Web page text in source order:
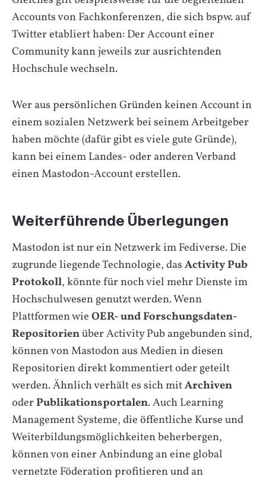
Accounts von Fachkonferenzen, die sich bspw. auf
Twitter etabliert haben: Der Account einer
Community kann jeweils zur ausrichtenden
Hochschule wechseln.
Wer aus persönlichen Gründen keinen Account in
einem sozialen Netzwerk bei seinem Arbeitgeber
haben möchte (dafür gibt es viele gute Gründe),
kann bei einem Landes- oder anderen Verband
einen Mastodon-Account erstellen.
Weiterführende Überlegungen
Mastodon ist nureinNetzwerk im Fediverse. Die
zugrunde liegende Technologie, dasActivity Pub
Protokoll, könnte für noch viel mehr Dienste im
Hochschulwesen genutzt werden. Wenn
Plattformen wieOER- und Forschungsdaten-
Repositorienüber Activity Pub angebunden sind,
können von Mastodon aus Medien in diesen
Repositorien direkt kommentiert oder geteilt
werden. Ähnlich verhält es sich mitArchiven
oderPublikationsportalen. Auch Learning
Management Systeme, die öffentliche Kurse und
Weiterbildungsmöglichkeiten beherbergen,
können von einer Anbindung an eine global
vernetzte Föderation profitieren und an